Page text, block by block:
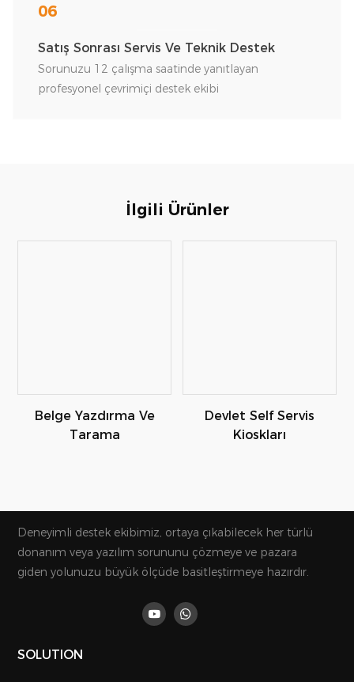
06
Satış Sonrası Servis Ve Teknik Destek
Sorunuzu 12 çalışma saatinde yanıtlayan
profesyonel çevrimiçi destek ekibi
İlgili Ürünler
Belge Yazdırma Ve
Tarama
Devlet Self Servis
Kioskları
Deneyimli destek ekibimiz, ortaya çıkabilecek her türlü
donanım veya yazılım sorununu çözmeye ve pazara
giden yolunuzu büyük ölçüde basitleştirmeye hazırdır.
SOLUTION